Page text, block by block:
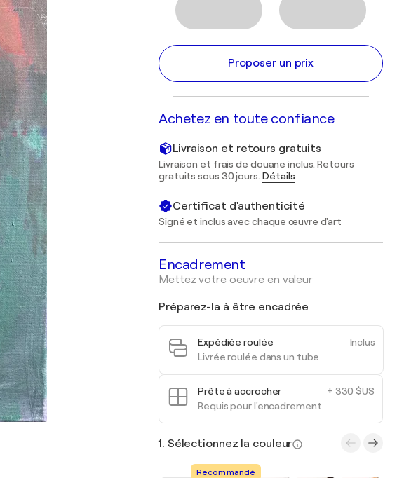
Proposer un prix
Achetez en toute confiance
Livraison et retours gratuits
Livraison et frais de douane inclus. Retours
gratuits sous 30 jours. Détails
Certificat d'authenticité
Signé et inclus avec chaque œuvre d'art
Encadrement
Mettez votre oeuvre en valeur
Préparez-la à être encadrée
Inclus
Expédiée roulée
Livrée roulée dans un tube
+ 330 $US
Prête à accrocher
Requis pour l'encadrement
1. Sélectionnez la couleur
Recommandé